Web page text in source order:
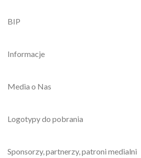
BIP
Informacje
Media o Nas
Logotypy do pobrania
Sponsorzy, partnerzy, patroni medialni